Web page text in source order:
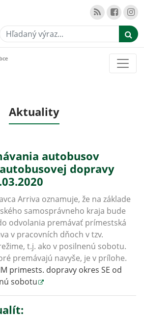
Hľadaný výraz...
Aktuality
autobusov
dopravy
Arriva oznamuje, že na základe
samosprávneho kraja bude
odvolania premávať prímestská
v pracovních dňoch v tzv.
t.j. ako v posilnenú sobotu.
premávajú navyše, je v prílohe.
primests. dopravy okres SE od
sobotu